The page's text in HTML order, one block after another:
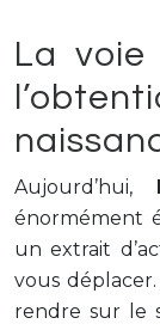
La voie
Aujourd’hui,
énormément
un extrait
vous
rendre sur le